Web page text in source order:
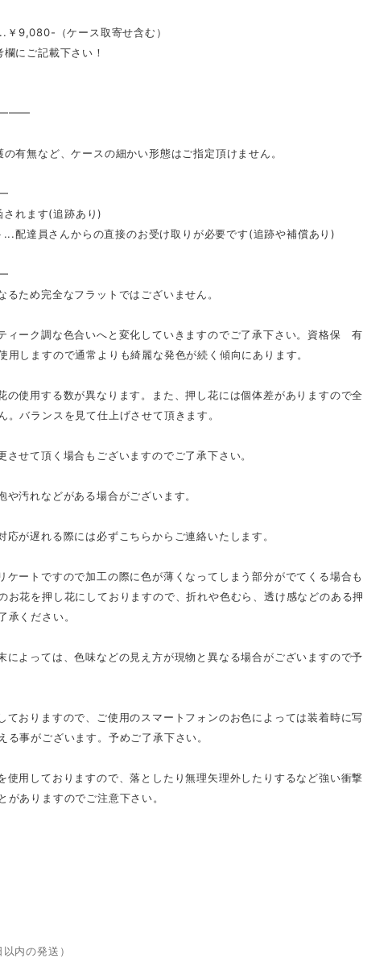
9,080-（ケース取寄せ含む）
にご記載下さい！
有無など、ケースの細かい形態はご指定頂けません。
れます(追跡あり)
配達員さんからの直接のお受け取りが必要です(追跡や補償あり)
ため完全なフラットではございません。
ィーク調な色合いへと変化していきますのでご了承下さい。資格保 有
用しますので通常よりも綺麗な発色が続く傾向にあります。
の使用する数が異なります。また、押し花には個体差がありますので全
。バランスを見て仕上げさせて頂きます。
せて頂く場合もございますのでご了承下さい。
汚れなどがある場合がございます。
が遅れる際には必ずこちらからご連絡いたします。
ートですので加工の際に色が薄くなってしまう部分がでてくる場合も
お花を押し花にしておりますので、折れや色むら、透け感などのある押
承ください。
によっては、色味などの見え方が現物と異なる場合がございますので予
ておりますので、ご使用のスマートフォンのお色によっては装着時に写
る事がございます。予めご了承下さい。
使用しておりますので、落としたり無理矢理外したりするなど強い衝撃
がありますのでご注意下さい。
内の発送）